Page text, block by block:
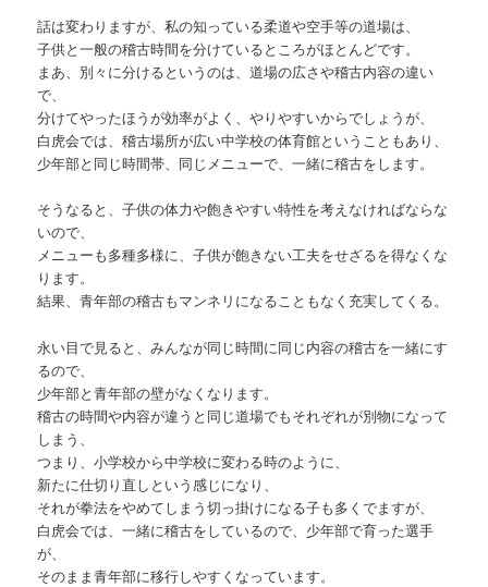
話は変わりますが、私の知っている柔道や空手等の道場は、
子供と一般の稽古時間を分けているところがほとんどです。
まあ、別々に分けるというのは、道場の広さや稽古内容の違い
で、
分けてやったほうが効率がよく、やりやすいからでしょうが、
白虎会では、稽古場所が広い中学校の体育館ということもあり、
少年部と同じ時間帯、同じメニューで、一緒に稽古をします。
そうなると、子供の体力や飽きやすい特性を考えなければならな
いので、
メニューも多種多様に、子供が飽きない工夫をせざるを得なくな
ります。
結果、青年部の稽古もマンネリになることもなく充実してくる。
永い目で見ると、みんなが同じ時間に同じ内容の稽古を一緒にす
るので、
少年部と青年部の壁がなくなります。
稽古の時間や内容が違うと同じ道場でもそれぞれが別物になって
しまう、
つまり、小学校から中学校に変わる時のように、
新たに仕切り直しという感じになり、
それが拳法をやめてしまう切っ掛けになる子も多くでますが、
白虎会では、一緒に稽古をしているので、少年部で育った選手
が、
そのまま青年部に移行しやすくなっています。